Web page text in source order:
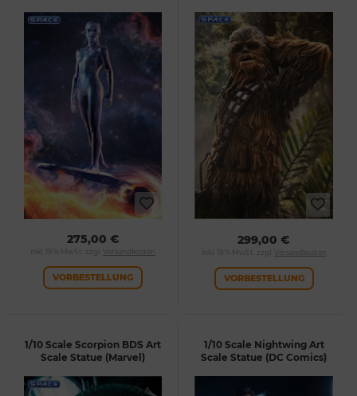
275,00 €
inkl. 19 % MwSt. zzgl. Versandkosten
VORBESTELLUNG
299,00 €
inkl. 19 % MwSt. zzgl. Versandkosten
VORBESTELLUNG
1/10 Scale Scorpion BDS Art
Scale Statue (Marvel)
1/10 Scale Nightwing Art
Scale Statue (DC Comics)